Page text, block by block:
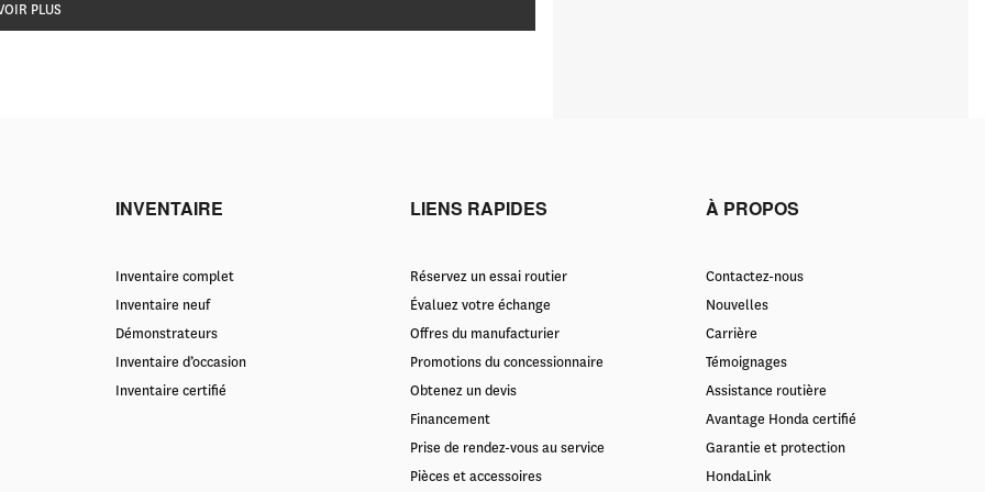
PLUS
INVENTAIRE
Inventaire complet
Inventaire neuf
Démonstrateurs
Inventaire d’occasion
Inventaire certifié
LIENS RAPIDES
Réservez un essai routier
Évaluez votre échange
Offres du manufacturier
Promotions du concessionnaire
Obtenez un devis
Financement
Prise de rendez-vous au service
Pièces et accessoires
À PROPOS
Contactez-nous
Nouvelles
Carrière
Témoignages
Assistance routière
Avantage Honda certifié
Garantie et protection
HondaLink